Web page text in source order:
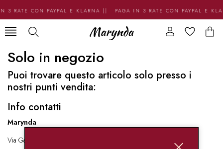
3 RATE CON PAYPAL E KLARNA || PAGA IN 3 RATE CON PAYPAL E
Solo in negozio
Puoi trovare questo articolo solo presso i
nostri punti vendita:
Info contatti
Marynda
Via Garibaldi 136 67051 Avezzano